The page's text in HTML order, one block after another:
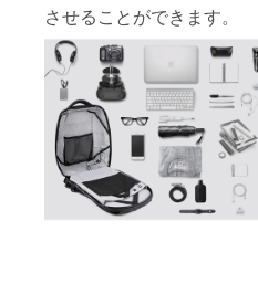
させることができます。